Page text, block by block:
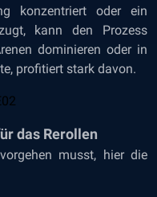
konzentriert oder ein
kann den Prozess
dominieren oder in
profitiert stark davon.
das Rerollen
musst, hier die